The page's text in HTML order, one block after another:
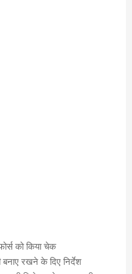
को किया चेक
रखने के दिए निर्देश